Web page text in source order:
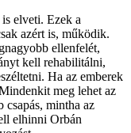
elveti. Ezek a
azért is, működik.
ellenfelét,
kell rehabilitálni,
Ha az emberek
meg lehet az
csapás, mintha az
elhinni Orbán